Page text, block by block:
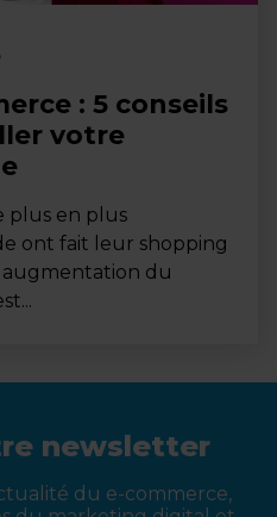
: 5 conseils
votre
plus en plus
ont fait leur shopping
du
newsletter
du e-commerce,